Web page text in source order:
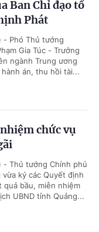
Ban Chỉ đạo tổ
Phát
- Phó Thủ tướng
Gia Túc - Trưởng
ngành Trung ương
án, thu hồi tài...
chức vụ
- Thủ tướng Chính phủ
vừa ký các Quyết định
quả bầu, miễn nhiệm
UBND tỉnh Quảng...